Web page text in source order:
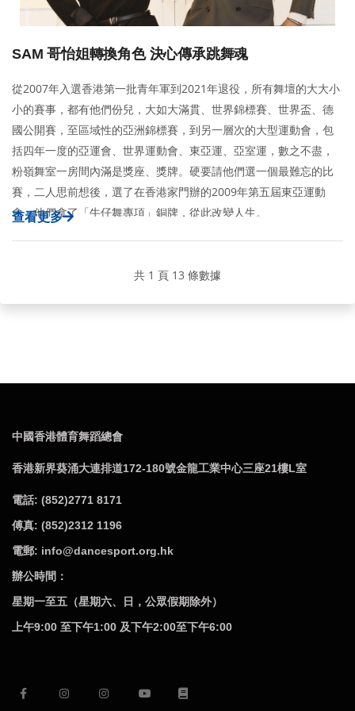
SAM 哥怡姐轉換角色 決心傳承跳舞魂
從2007年入選香港第一批青年軍到2021年退役，所有舞壇的大大小
小的賽事，都有他們份兒，大如大滿貫、世界錦標賽、世界盃、德
國公開賽，至區域性的亞洲錦標賽，到另一層次的大型運動會，包
括四年一度的亞運會、世界運動會、東亞運、亞室運，數之不盡，
粉嶺舞室一房間內滿是獎座、獎牌。硬要請他們選一個最難忘的比
賽，二人思前想後，選了在香港家門辦的2009年第五屆東亞運動
會，他們拿了「牛仔舞專項」銅牌，從此改變人生。
查看更多
共 1 頁 13 條數據
中國香港體育舞蹈總會
香港新界葵涌大連排道172-180號金龍工業中心三座21樓L室
電話: (852)2771 8171
傅真: (852)2312 1196
電郵: info@dancesport.org.hk
辦公時間：
星期一至五（星期六、日，公眾假期除外）
上午9:00 至下午1:00 及下午2:00至下午6:00